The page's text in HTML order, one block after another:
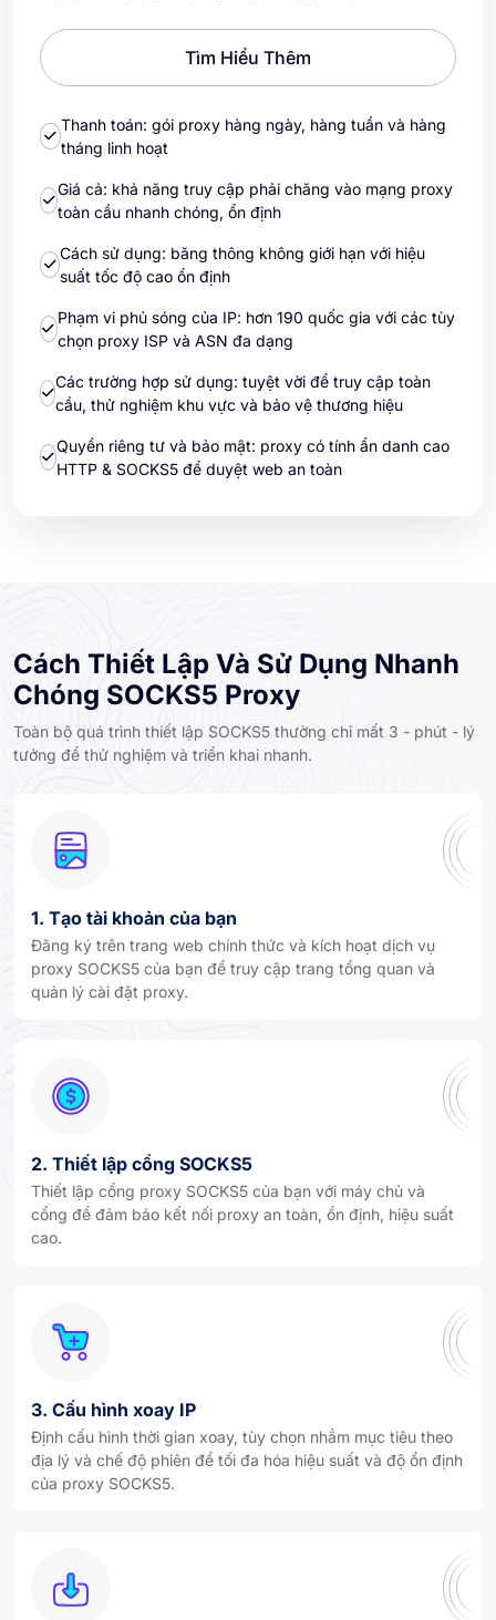
Tìm Hiểu Thêm
Thanh toán: gói proxy hàng ngày, hàng tuần và hàng
tháng linh hoạt
Giá cả: khả năng truy cập phải chăng vào mạng proxy
toàn cầu nhanh chóng, ổn định
Cách sử dụng: băng thông không giới hạn với hiệu
suất tốc độ cao ổn định
Phạm vi phủ sóng của IP: hơn 190 quốc gia với các tùy
chọn proxy ISP và ASN đa dạng
Các trường hợp sử dụng: tuyệt vời để truy cập toàn
cầu, thử nghiệm khu vực và bảo vệ thương hiệu
Quyền riêng tư và bảo mật: proxy có tính ẩn danh cao
HTTP & SOCKS5 để duyệt web an toàn
Cách Thiết Lập Và Sử Dụng Nhanh
Chóng SOCKS5 Proxy
Toàn bộ quá trình thiết lập SOCKS5 thường chỉ mất 3 - phút - lý
tưởng để thử nghiệm và triển khai nhanh.
1. Tạo tài khoản của bạn
Đăng ký trên trang web chính thức và kích hoạt dịch vụ
proxy SOCKS5 của bạn để truy cập trang tổng quan và
quản lý cài đặt proxy.
2. Thiết lập cổng SOCKS5
Thiết lập cổng proxy SOCKS5 của bạn với máy chủ và
cổng để đảm bảo kết nối proxy an toàn, ổn định, hiệu suất
cao.
3. Cấu hình xoay IP
Định cấu hình thời gian xoay, tùy chọn nhắm mục tiêu theo
địa lý và chế độ phiên để tối đa hóa hiệu suất và độ ổn định
của proxy SOCKS5.